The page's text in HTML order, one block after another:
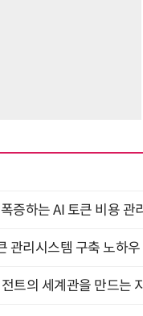
증하는 AI 토큰 비용 관
관리시스템 구축 노하
트의 세계관을 만드는